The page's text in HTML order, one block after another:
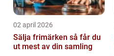
02 april 2026
Sälja frimärken så får du
ut mest av din samling